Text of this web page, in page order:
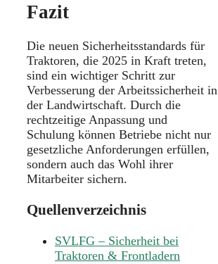
Fazit
Die neuen Sicherheitsstandards für
Traktoren, die 2025 in Kraft treten,
sind ein wichtiger Schritt zur
Verbesserung der Arbeitssicherheit in
der Landwirtschaft. Durch die
rechtzeitige Anpassung und
Schulung können Betriebe nicht nur
gesetzliche Anforderungen erfüllen,
sondern auch das Wohl ihrer
Mitarbeiter sichern.
Quellenverzeichnis
SVLFG – Sicherheit bei
Traktoren & Frontladern